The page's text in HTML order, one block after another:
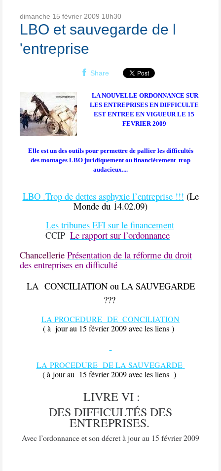
dimanche 15 février 2009 18h30
LBO et sauvegarde de l
'entreprise
Share
LA NOUVELLE ORDONNANCE SUR
LES ENTREPRISES EN DIFFICULTE
EST ENTREE EN VIGUEUR LE 15
FEVRIER 2009
Elle est un des outils pour permettre de pallier les difficultés
des montages LBO juridiquement ou financièrement trop
audacieux....
LBO .Trop de dettes asphyxie l’entreprise !!! (Le
Monde du 14.02.09)
Les tribunes EFI sur le financement
CCIP Le rapport sur l’ordonnance
Chancellerie Présentation de la réforme du droit
des entreprises en difficulté
LA CONCILIATIONou LA SAUVEGARDE
???
LA PROCEDURE DE CONCILIATION
(à jour au 15 février 2009 avec les liens )
LA PROCEDURE DE LA SAUVEGARDE
(à jour au 15 février 2009 avec les liens )
LIVRE VI :
DES DIFFICULTÉS DES
ENTREPRISES.
Avec l’ordonnance et son décret à jour au 15 février 2009